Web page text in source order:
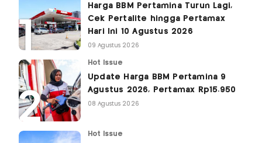
Harga BBM Pertamina Turun Lagi,
Cek Pertalite hingga Pertamax
Hari Ini 10 Agustus 2026
09 Agustus 2026
Hot Issue
Update Harga BBM Pertamina 9
Agustus 2026, Pertamax Rp15.950
08 Agustus 2026
Hot Issue